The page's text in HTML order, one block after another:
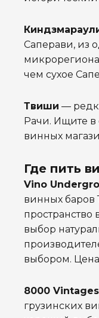
Саперави, из
чем сухое
Твиши —
Рачи. Ищите
винных
Где пить
Vino
винных баров
пространство
выбор
выбором.
8000 Vintages
грузинских